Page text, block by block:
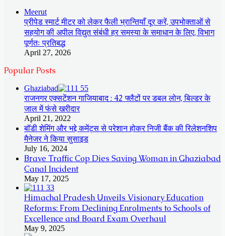
Meerut
प्रीपेड स्मार्ट मीटर को लेकर फैली भ्रान्तियाँ दूर करें, उपभोक्ताओं से
सहयोग की अपील विद्युत संबंधी हर समस्या के समाधान के लिए, विभाग
पूर्णतः प्रतिबद्ध
April 27, 2026
Popular Posts
Ghaziabad
राजनगर एक्सटेंशन गाजियाबाद : 42 फ्लैटों पर डबल लोन, बिल्डर के
जाल में फंसे खरीदार
April 21, 2022
बॉडी शेमिंग और भद्दे कमेंट्स से परेशान होकर निजी बैंक की रिलेशनशिप
मैनेजर ने किया सुसाइड
July 16, 2024
Brave Traffic Cop Dies Saving Woman in Ghaziabad
Canal Incident
May 17, 2025
Himachal Pradesh Unveils Visionary Education
Reforms: From Declining Enrolments to Schools of
Excellence and Board Exam Overhaul
May 9, 2025